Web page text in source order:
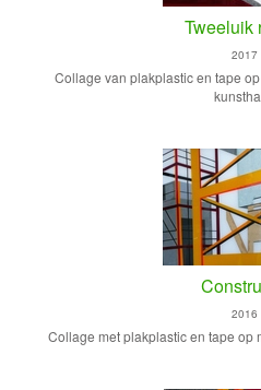
Tweeluik
2017
Collage van plakplastic en tape
2016
Collage met plakplastic en tape op